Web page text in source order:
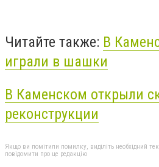
Читайте также: В
играли в шашки
В Каменском открыли
реконструкции
Якщо ви помітили помилку, виділіть необхідний
повідомити про це редакцію